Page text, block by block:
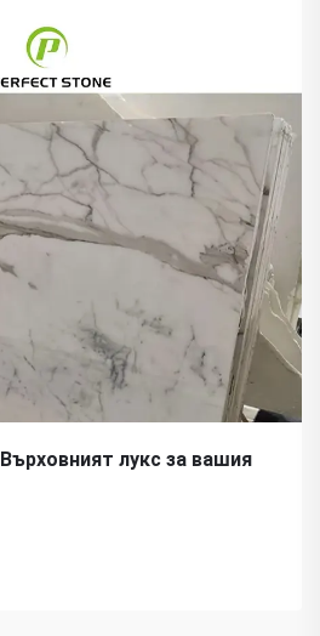
лукс за вашия